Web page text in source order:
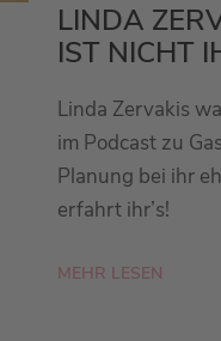
LINDA
IST NICHT
Linda Zervakis
im Podcast zu
Planung bei ihr
erfahrt ihr’s!
MEHR LESEN